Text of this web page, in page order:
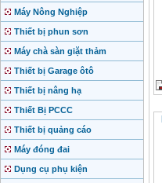
Máy Nông Nghiệp
Thiết bị phun sơn
Máy chà sàn giặt thảm
Thiết bị Garage ôtô
Thiết bị nâng hạ
Thiết Bị PCCC
Thiết bị quảng cáo
Máy đóng đai
Dụng cụ phụ kiện